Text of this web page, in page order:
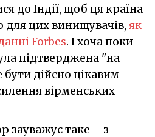
до Індії, щоб ця країна
для цих винищувачів, як
Forbes. І хоча поки
підтверджена "на
бути дійсно цікавим
вірменських
зауважує таке – з